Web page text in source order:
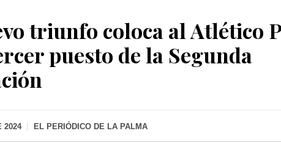
triunfo coloca al Atlético
puesto de la Segunda
2024 EL PERIÓDICO DE LA PALMA